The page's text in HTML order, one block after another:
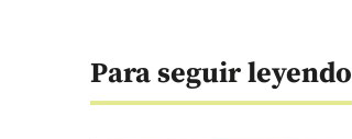
Para seguir leyendo